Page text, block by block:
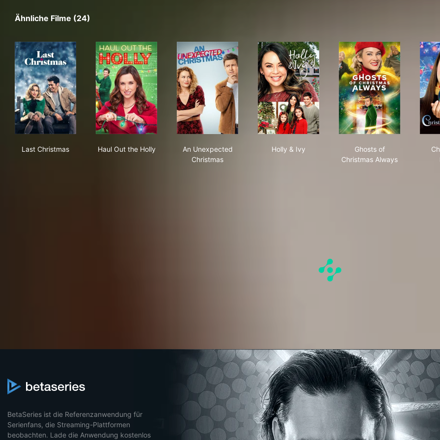
Ähnliche Filme (24)
Last Christmas
Haul Out the Holly
An Unexpected
Christmas
Holly & Ivy
Ghosts of
Christmas Always
BetaSeries ist die Referenzanwendung für
Serienfans, die Streaming-Plattformen
beobachten. Lade die Anwendung kostenlos